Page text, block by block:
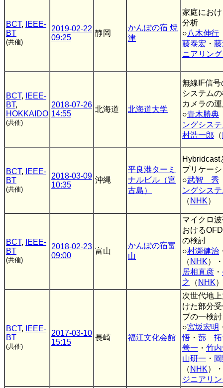
BCT,
IEEE-
BT
(共催)
2019-02-22
09:25
静岡
かんぽの宿 焼
津
家庭にお
分析
○八木伸行
藤泰宏 ・
ニアリン
BCT,
IEEE-
BT,
HOKKAIDO
(共催)
2018-07-26
14:55
北海道 北海道大学
無線IF信
システム
カメラの
○青木勝典
ングシス
村浩一郎 （
BCT,
IEEE-
BT
(共催)
2018-03-09
10:35
沖縄
平良港ターミ
ナルビル（宮
古島）
Hybridcast
プリケー
○武智 秀
ングシス
（ NHK）
BCT,
IEEE-
BT
(共催)
2018-02-23
09:00
富山
かんぽの宿富
山
マイクロ
おける
の検討
○村瀬健治
（ NHK）・
居相直彦 ・
之
（ NHK）
BCT,
IEEE-
BT
(共催)
2017-03-10
15:15
長崎 福江文化会館
次世代地
けた部分
ブの一検討
○宮坂宏明
悟 ・ 蔀 拓
善一 ・ 竹
山研一 ・
（ NHK）・
ジニアリ